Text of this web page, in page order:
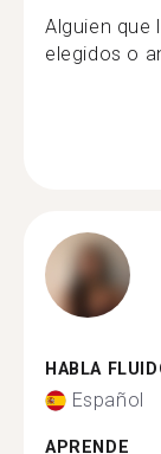
Alguien que
elegidos o
HABLA
Español
APRENDE